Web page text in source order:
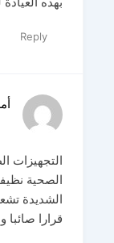
Reply
التجهيزات
الصحية
الشديدة
قرارا صائبا